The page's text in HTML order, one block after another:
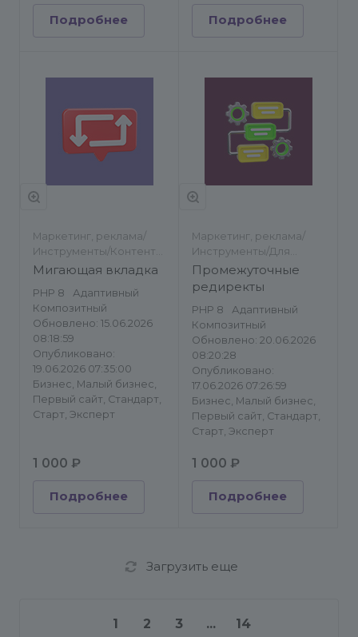
Подробнее Подробнее
Маркетинг, реклама/
Инструменты/Контент-
менеджеру/Другое
Мигающая вкладка
PHP 8
Адаптивный
Композитный
Обновлено: 15.06.2026
08:18:59
Опубликовано:
19.06.2026 07:35:00
Бизнес, Малый бизнес,
Первый сайт, Стандарт,
Старт, Эксперт
1 000 ₽
Подробнее
Маркетинг, реклама/
Инструменты/Для
разработчиков/
Статистика сайта
Промежуточные
редиректы
PHP 8
Адаптивный
Композитный
Обновлено: 20.06.2026
08:20:28
Опубликовано:
17.06.2026 07:26:59
Бизнес, Малый бизнес,
Первый сайт, Стандарт,
Старт, Эксперт
1 000 ₽
Подробнее
Загрузить еще
1 2 3 ... 14